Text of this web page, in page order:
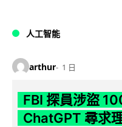
人工智能
arthur 1 日
FBI 探員涉盜
ChatGPT 尋求